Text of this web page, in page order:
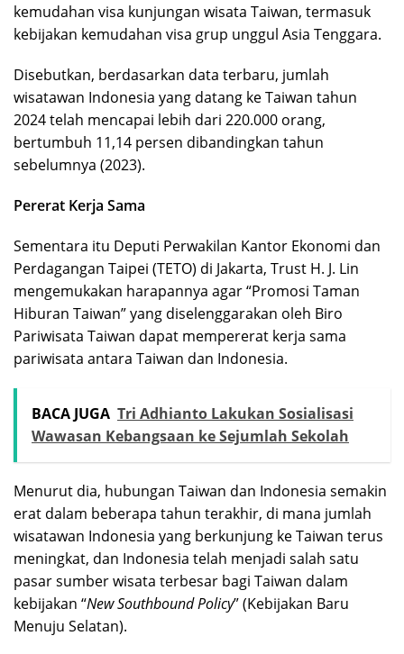
kemudahan visa kunjungan wisata Taiwan, termasuk
kebijakan kemudahan visa grup unggul Asia Tenggara.
Disebutkan, berdasarkan data terbaru, jumlah
wisatawan Indonesia yang datang ke Taiwan tahun
2024 telah mencapai lebih dari 220.000 orang,
bertumbuh 11,14 persen dibandingkan tahun
sebelumnya (2023).
Pererat Kerja Sama
Sementara itu Deputi Perwakilan Kantor Ekonomi dan
Perdagangan Taipei (TETO) di Jakarta, Trust H. J. Lin
mengemukakan harapannya agar “Promosi Taman
Hiburan Taiwan” yang diselenggarakan oleh Biro
Pariwisata Taiwan dapat mempererat kerja sama
pariwisata antara Taiwan dan Indonesia.
BACA JUGA Tri Adhianto Lakukan Sosialisasi
Wawasan Kebangsaan ke Sejumlah Sekolah
Menurut dia, hubungan Taiwan dan Indonesia semakin
erat dalam beberapa tahun terakhir, di mana jumlah
wisatawan Indonesia yang berkunjung ke Taiwan terus
meningkat, dan Indonesia telah menjadi salah satu
pasar sumber wisata terbesar bagi Taiwan dalam
kebijakan “New SouthboundPolicy” (Kebijakan Baru
Menuju Selatan).